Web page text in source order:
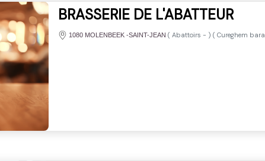
BRASSERIE DE L'ABATTEUR
1080 MOLENBEEK -SAINT-JEAN ( Abattoirs - ) ( Cureghem bara